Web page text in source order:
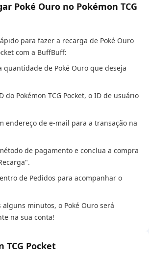
Poké Ouro no Pokémon TCG
para fazer a recarga de Poké Ouro
com a BuffBuff:
quantidade de Poké Ouro que deseja
do Pokémon TCG Pocket, o ID de usuário
endereço de e-mail para a transação na
de pagamento e conclua a compra
de Pedidos para acompanhar o
alguns minutos, o Poké Ouro será
na sua conta!
TCG Pocket